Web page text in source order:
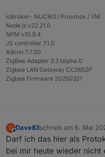
ioBroker- NUC8i3 / Proxmox / VM
Node.js v22.21.0
NPM v10.9.4
JS controller 7.1.0
Admin 7.7.20
ZigBee Adapter 3.3.1alpha.0
Zigbee LAN Gateway CC2652P
Zigbee Firmware 20250321
D
Offline
Dave83schrieb am 6. Mai
zuletzt editiert von
Darf ich das hier als
bei mir heute wieder nicht